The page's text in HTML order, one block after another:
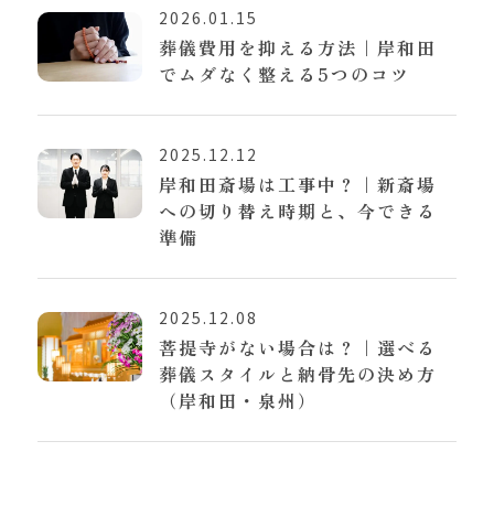
2026.01.15
葬儀費用を抑える方法｜岸和田
でムダなく整える5つのコツ
2025.12.12
岸和田斎場は工事中？｜新斎場
への切り替え時期と、今できる
準備
2025.12.08
菩提寺がない場合は？｜選べる
葬儀スタイルと納骨先の決め方
（岸和田・泉州）